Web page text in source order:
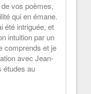
de vos poèmes,
qui en émane.
été intriguée, et
intuition par un
comprends et je
avec Jean-
études au